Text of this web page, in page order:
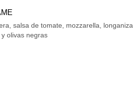
salsa de tomate, mozzarella, longaniza
olivas negras